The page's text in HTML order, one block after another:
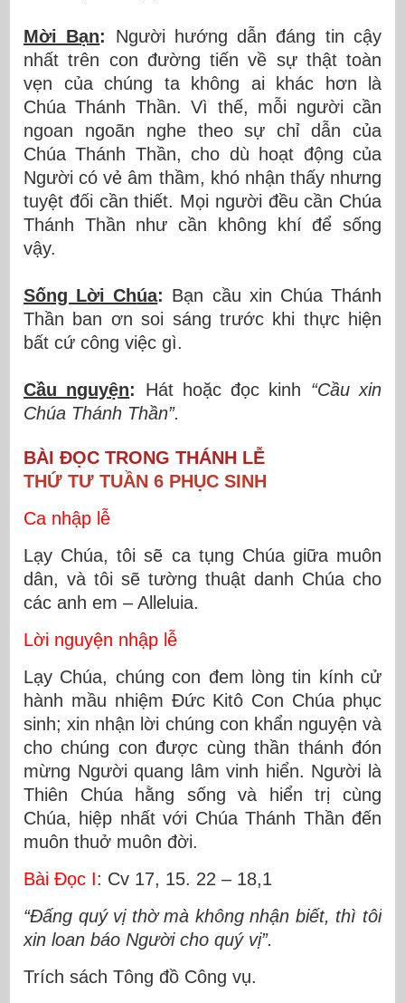
Mời Bạn:
Người hướng dẫn đáng tin cậy
nhất trên con đường tiến về sự thật toàn
vẹn của chúng ta không ai khác hơn là
Chúa Thánh Thần. Vì thế, mỗi người cần
ngoan ngoãn nghe theo sự chỉ dẫn của
Chúa Thánh Thần, cho dù hoạt động của
Người có vẻ âm thầm, khó nhận thấy nhưng
tuyệt đối cần thiết. Mọi người đều cần Chúa
Thánh Thần như cần không khí để sống
vậy.
Sống Lời Chúa: Bạn cầu xin Chúa Thánh
Thần ban ơn soi sáng trước khi thực hiện
bất cứ công việc gì.
Cầu nguyện: Hát hoặc đọc kinh “Cầu xin
Chúa Thánh Thần”.
BÀI ĐỌC TRONG THÁNH LỄ
THỨ TƯ TUẦN 6 PHỤC SINH
Ca nhập lễ
Lạy Chúa, tôi sẽ ca tụng Chúa giữa muôn
dân, và tôi sẽ tường thuật danh Chúa cho
các anh em – Alleluia.
Lời nguyện nhập lễ
Lạy Chúa, chúng con đem lòng tin kính cử
hành mầu nhiệm Ðức Kitô Con Chúa phục
sinh; xin nhận lời chúng con khẩn nguyện và
cho chúng con được cùng thần thánh đón
mừng Người quang lâm vinh hiển. Người là
Thiên Chúa hằng sống và hiển trị cùng
Chúa, hiệp nhất với Chúa Thánh Thần đến
muôn thuở muôn đời.
Bài Ðọc I: Cv 17, 15. 22 – 18,1
“Ðấng quý vị thờ mà không nhận biết, thì tôi
xin loan báo Người cho quý vị”.
Trích sách Tông đồ Công vụ.